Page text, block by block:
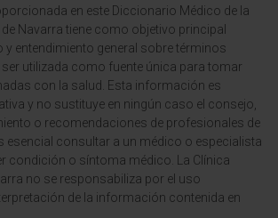
en este Diccionario Médico de la
Navarra tiene como objetivo principal
y entendimiento general sobre términos
utilizada como fuente única para tomar
con la salud. Esta información es
y no sustituye en ningún caso el consejo,
o recomendaciones de profesionales de
esencial consultar a un médico o especialista
condición o síntoma médico. La Clínica
no se responsabiliza por el uso
de la información contenida en